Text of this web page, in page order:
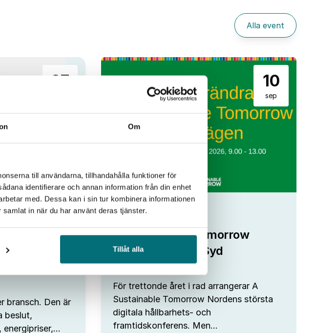
Om
till användarna, tillhandahålla funktioner för
identifierare och annan information från din enhet
med. Dessa kan i sin tur kombinera informationen
in när du har använt deras tjänster.
Tillåt alla
Alla event
27
bransch. Den är
beslut,
energipriser,…
10
sep
Fokus Tillväxt
A Sustainable Tomorrow
kommer till IUC Syd
För trettonde året i rad arrangerar A
Sustainable Tomorrow Nordens största
digitala hållbarhets- och
framtidskonferens. Men…